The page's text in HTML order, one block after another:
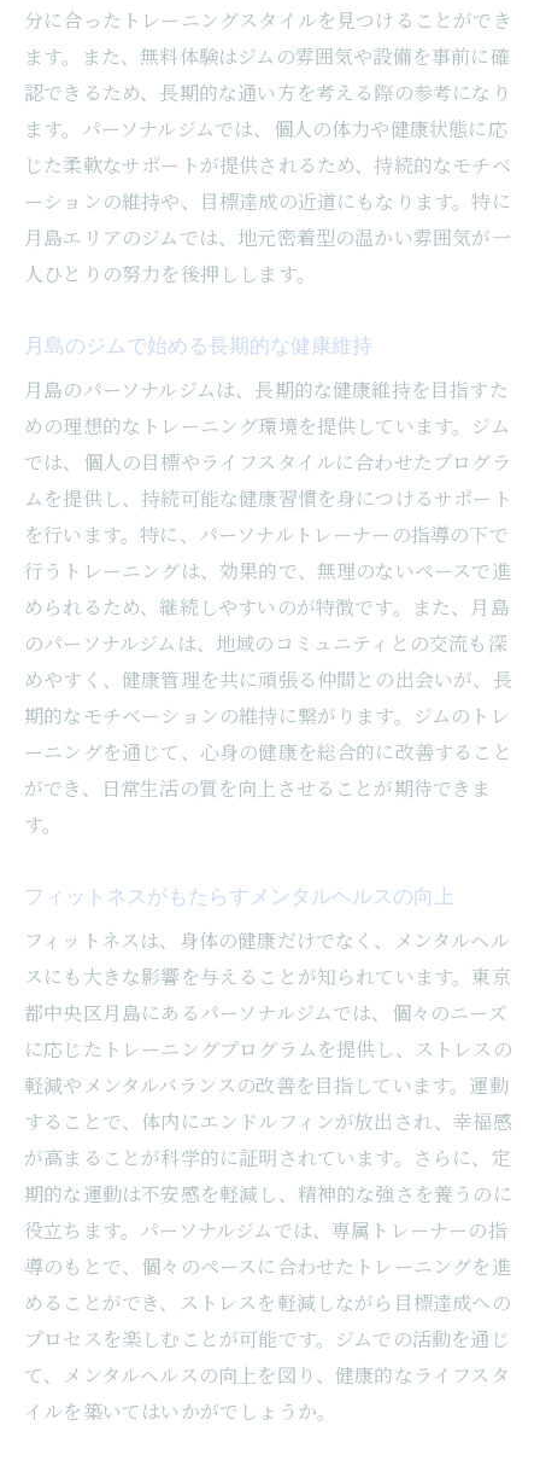
分に合ったトレーニングスタイルを見つけることができ
ます。また、無料体験はジムの雰囲気や設備を事前に確
認できるため、長期的な通い方を考える際の参考になり
ます。パーソナルジムでは、個人の体力や健康状態に応
じた柔軟なサポートが提供されるため、持続的なモチベ
ーションの維持や、目標達成の近道にもなります。特に
月島エリアのジムでは、地元密着型の温かい雰囲気が一
人ひとりの努力を後押しします。
月島のジムで始める長期的な健康維持
月島のパーソナルジムは、長期的な健康維持を目指すた
めの理想的なトレーニング環境を提供しています。ジム
では、個人の目標やライフスタイルに合わせたプログラ
ムを提供し、持続可能な健康習慣を身につけるサポート
を行います。特に、パーソナルトレーナーの指導の下で
行うトレーニングは、効果的で、無理のないペースで進
められるため、継続しやすいのが特徴です。また、月島
のパーソナルジムは、地域のコミュニティとの交流も深
めやすく、健康管理を共に頑張る仲間との出会いが、長
期的なモチベーションの維持に繋がります。ジムのトレ
ーニングを通じて、心身の健康を総合的に改善すること
ができ、日常生活の質を向上させることが期待できま
す。
フィットネスがもたらすメンタルヘルスの向上
フィットネスは、身体の健康だけでなく、メンタルヘル
スにも大きな影響を与えることが知られています。東京
都中央区月島にあるパーソナルジムでは、個々のニーズ
に応じたトレーニングプログラムを提供し、ストレスの
軽減やメンタルバランスの改善を目指しています。運動
することで、体内にエンドルフィンが放出され、幸福感
が高まることが科学的に証明されています。さらに、定
期的な運動は不安感を軽減し、精神的な強さを養うのに
役立ちます。パーソナルジムでは、専属トレーナーの指
導のもとで、個々のペースに合わせたトレーニングを進
めることができ、ストレスを軽減しながら目標達成への
プロセスを楽しむことが可能です。ジムでの活動を通じ
て、メンタルヘルスの向上を図り、健康的なライフスタ
イルを築いてはいかがでしょうか。